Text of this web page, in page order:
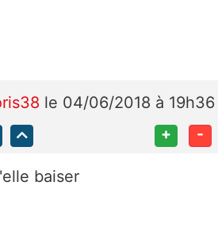
le 04/06/2018 à 19h36
+ -
baiser